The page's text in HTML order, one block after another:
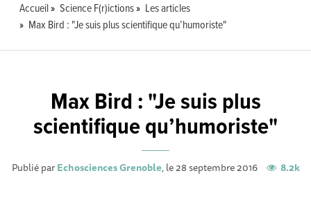
Accueil Science F(r)ictions
Les articles
Max Bird : "Je suis plus scientifique qu’humoriste"
Max Bird : "Je suis plus
scientifique qu’humoriste"
Publié parEchosciences Grenoble, le 28 septembre 2016 8.2k